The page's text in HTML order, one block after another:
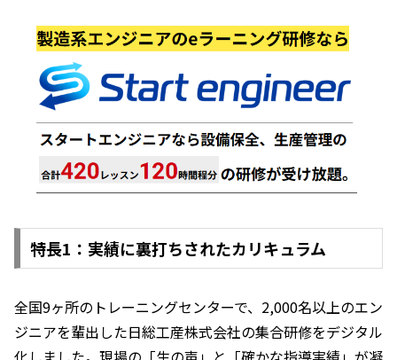
特長1：実績に裏打ちされたカリキュラム
全国9ヶ所のトレーニングセンターで、2,000名以上のエン
ジニアを輩出した日総工産株式会社の集合研修をデジタル